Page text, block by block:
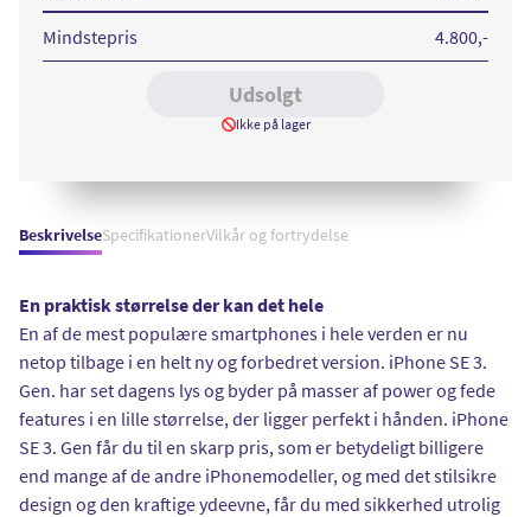
MidnightStarlight
Red
Mindstepris 4.800,-
Udsolgt
Ikke på lager
BeskrivelseSpecifikationerVilkår og fortrydelse
En praktisk størrelse der kan det hele
En af de mest populære smartphones i hele verden er nu
netop tilbage i en helt ny og forbedret version. iPhone SE 3.
Gen. har set dagens lys og byder på masser af power og fede
features i en lille størrelse, der ligger perfekt i hånden. iPhone
SE 3. Gen får du til en skarp pris, som er betydeligt billigere
end mange af de andre iPhonemodeller, og med det stilsikre
design og den kraftige ydeevne, får du med sikkerhed utrolig